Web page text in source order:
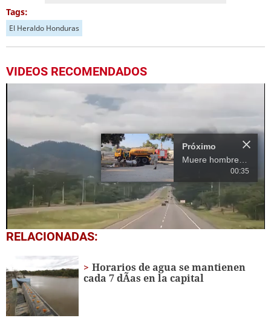
Tags:
El Heraldo Honduras
VIDEOS RECOMENDADOS
0
seconds
seconds
Próximo
00:35
RELACIONADAS:
Horarios de agua se mantienen
cada 7 dÃ­as en la capital